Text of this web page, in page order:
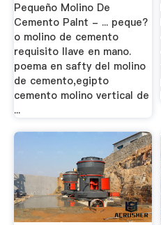
Pequeño Molino De
Cemento Palnt - ... peque?
o molino de cemento
requisito llave en mano.
poema en safty del molino
de cemento,egipto
cemento molino vertical de
...